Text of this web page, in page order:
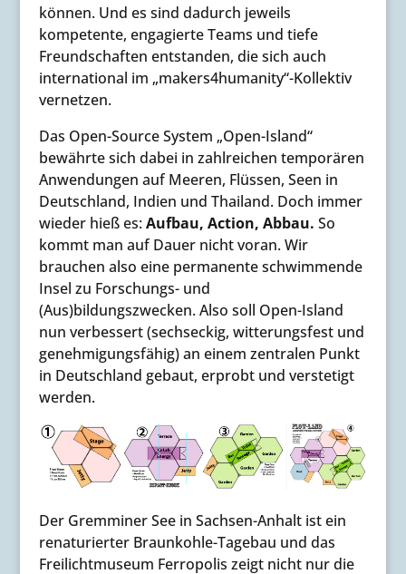
können. Und es sind dadurch jeweils
kompetente, engagierte Teams und tiefe
Freundschaften entstanden, die sich auch
international im „makers4humanity“-Kollektiv
vernetzen.
Das Open-Source System „Open-Island“
bewährte sich dabei in zahlreichen temporären
Anwendungen auf Meeren, Flüssen, Seen in
Deutschland, Indien und Thailand. Doch immer
wieder hieß es:Aufbau, Action, Abbau. So
kommt man auf Dauer nicht voran. Wir
brauchen also eine permanente schwimmende
Insel zu Forschungs- und
(Aus)bildungszwecken. Also soll Open-Island
nun verbessert (sechseckig, witterungsfest und
genehmigungsfähig) an einem zentralen Punkt
in Deutschland gebaut, erprobt und verstetigt
werden.
Der Gremminer See in Sachsen-Anhalt ist ein
renaturierter Braunkohle-Tagebau und das
Freilichtmuseum Ferropolis zeigt nicht nur die